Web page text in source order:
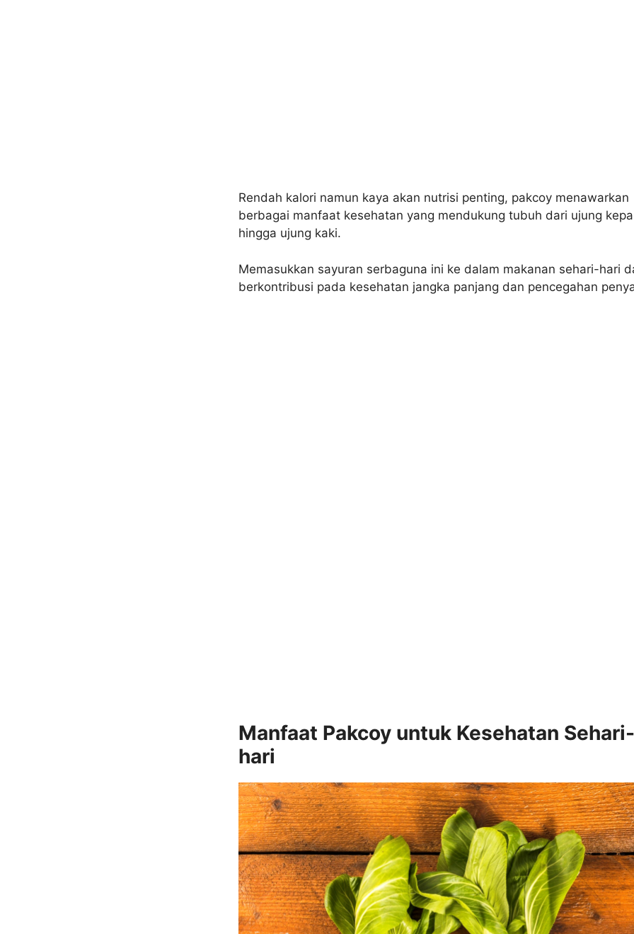
Rendah kalori namun kaya akan nutrisi penting, pakcoy menawarkan
berbagai manfaat kesehatan yang mendukung tubuh dari ujung
hingga ujung kaki.
Memasukkan sayuran serbaguna ini ke dalam makanan sehari-hari
berkontribusi pada kesehatan jangka panjang dan pencegahan
Manfaat Pakcoy untuk Kesehatan Sehari-
hari